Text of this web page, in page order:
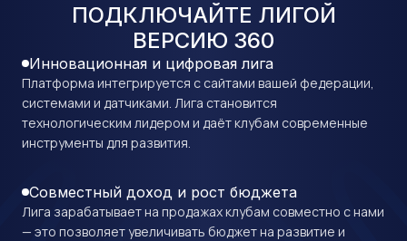
ПОДКЛЮЧАЙТЕ ЛИГОЙ
ВЕРСИЮ 360
Инновационная и цифровая лига
Платформа интегрируется с сайтами вашей федерации,
системами и датчиками. Лига становится
технологическим лидером и даёт клубам современные
инструменты для развития.
Совместный доход и рост бюджета
Лига зарабатывает на продажах клубам совместно с нами
— это позволяет увеличивать бюджет на развитие и